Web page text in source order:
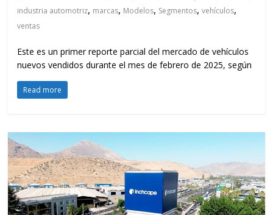
industria automotriz, marcas, Modelos, Segmentos,vehículos,
ventas
Este es un primer reporte parcial del mercado de vehículos
nuevos vendidos durante el mes de febrero de 2025, según
Read more